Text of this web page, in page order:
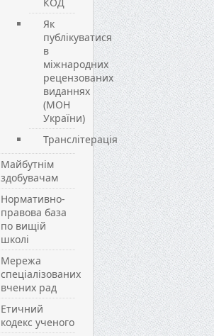
Як
публікуватися
в
міжнародних
рецензованих
виданнях
(МОН
України)
Транслітерація
Майбутнім
здобувачам
Нормативно-
правова база
по вищій
школі
Мережа
спеціалізованих
вчених рад
Етичний
кодекс ученого